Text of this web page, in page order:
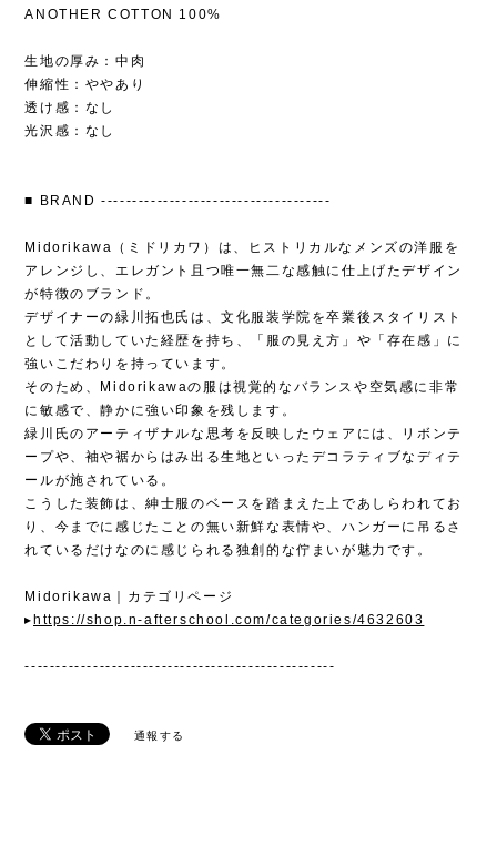
ANOTHER COTTON 100%
生地の厚み：中肉
伸縮性：ややあり
透け感：なし
光沢感：なし
■ BRAND -------------------------------------
Midorikawa（ミドリカワ）は、ヒストリカルなメンズの洋服を
アレンジし、エレガント且つ唯一無二な感触に仕上げたデザイン
が特徴のブランド。
デザイナーの緑川拓也氏は、文化服装学院を卒業後スタイリスト
として活動していた経歴を持ち、「服の見え方」や「存在感」に
強いこだわりを持っています。
そのため、Midorikawaの服は視覚的なバランスや空気感に非常
に敏感で、静かに強い印象を残します。
緑川氏のアーティザナルな思考を反映したウェアには、リボンテ
ープや、袖や裾からはみ出る生地といったデコラティブなディテ
ールが施されている。
こうした装飾は、紳士服のベースを踏まえた上であしらわれてお
り、今までに感じたことの無い新鮮な表情や、ハンガーに吊るさ
れているだけなのに感じられる独創的な佇まいが魅力です。
Midorikawa｜カテゴリページ
▸https://shop.n-afterschool.com/categories/4632603
--------------------------------------------------
通報する